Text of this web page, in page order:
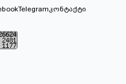
Telegramკონტაქტი